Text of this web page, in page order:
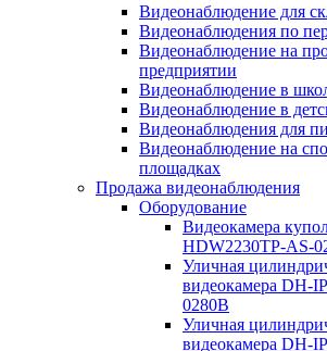
Видеонаблюдение для
Видеонаблюдения по
Видеонаблюдение на
предприятии
Видеонаблюдение в
Видеонаблюдение в
Видеонаблюдения для
Видеонаблюдение на
площадках
Продажа видеонаблюдения
Оборудование
Видеокамера
HDW2230TP-AS-
Уличная
видеокамера DH-
0280B
Уличная
видеокамера DH-